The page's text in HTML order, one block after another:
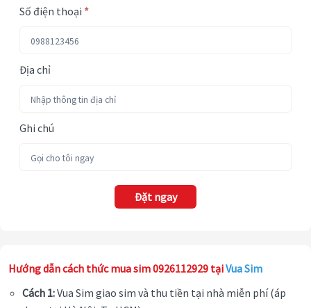
Số điện thoại *
Địa chỉ
Ghi chú
Đặt ngay
Hướng dẫn cách thức mua sim 0926112929 tạiVua Sim
Cách 1:Vua Sim giao sim và thu tiền tại nhà miễn phí (áp